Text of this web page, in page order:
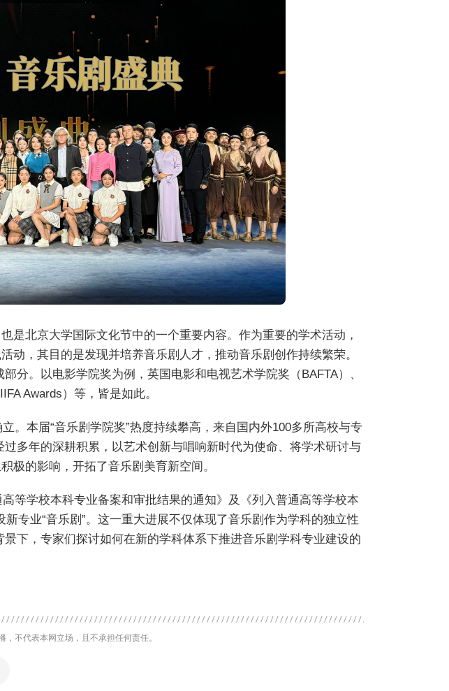
是北京大学国际文化节中的一个重要内容。作为重要的学术活动，
动，其目的是发现并培养音乐剧人才，推动音乐剧创作持续繁荣。
分。以电影学院奖为例，英国电影和电视艺术学院奖（BAFTA）、
Awards）等，皆是如此。
。本届“音乐剧学院奖”热度持续攀高，来自国内外100多所高校与专
多年的深耕积累，以艺术创新与唱响新时代为使命、将学术研讨与
极的影响，开拓了音乐剧美育新空间。
等学校本科专业备案和审批结果的通知》及《列入普通高等学校本
专业“音乐剧”。这一重大进展不仅体现了音乐剧作为学科的独立性
下，专家们探讨如何在新的学科体系下推进音乐剧学科专业建设的
不代表本网立场，且不承担任何责任。